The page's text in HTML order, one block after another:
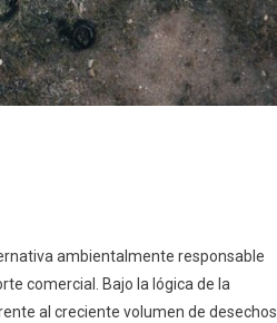
ambientalmente responsable
comercial. Bajo la lógica de la
al creciente volumen de desechos